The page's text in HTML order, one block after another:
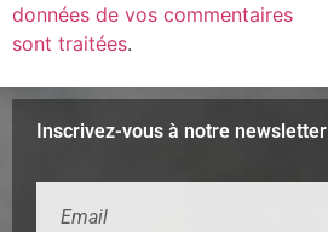
données de vos commentaires
sont traitées.
Inscrivez-vous à notre newsletter